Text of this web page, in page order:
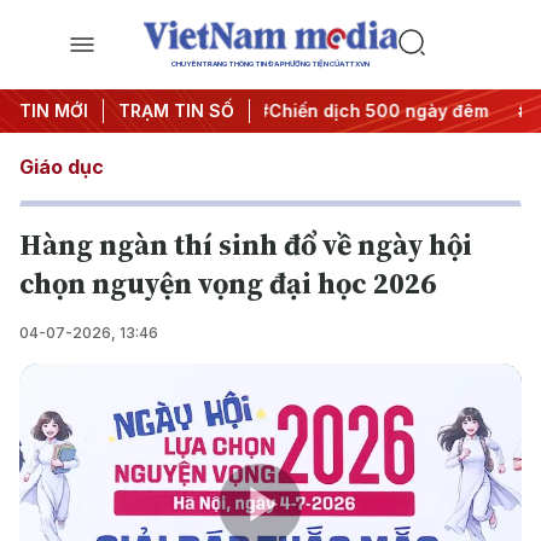
CHUYÊN TRANG THÔNG TIN ĐA PHƯƠNG TIỆN CỦA TTXVN
TIN MỚI TRẠM TIN SỐ
thành hành động #Chiến dịch 500 ngày đêm #Chống
Giáo dục
Hàng ngàn thí sinh đổ về ngày hội
chọn nguyện vọng đại học 2026
04-07-2026, 13:46